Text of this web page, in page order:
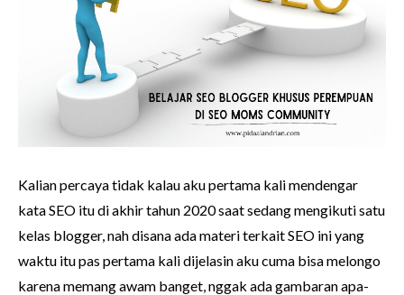
Kalian percaya tidak kalau aku pertama kali mendengar
kata SEO itu di akhir tahun 2020 saat sedang mengikuti satu
kelas blogger, nah disana ada materi terkait SEO ini yang
waktu itu pas pertama kali dijelasin aku cuma bisa melongo
karena memang awam banget, nggak ada gambaran apa-